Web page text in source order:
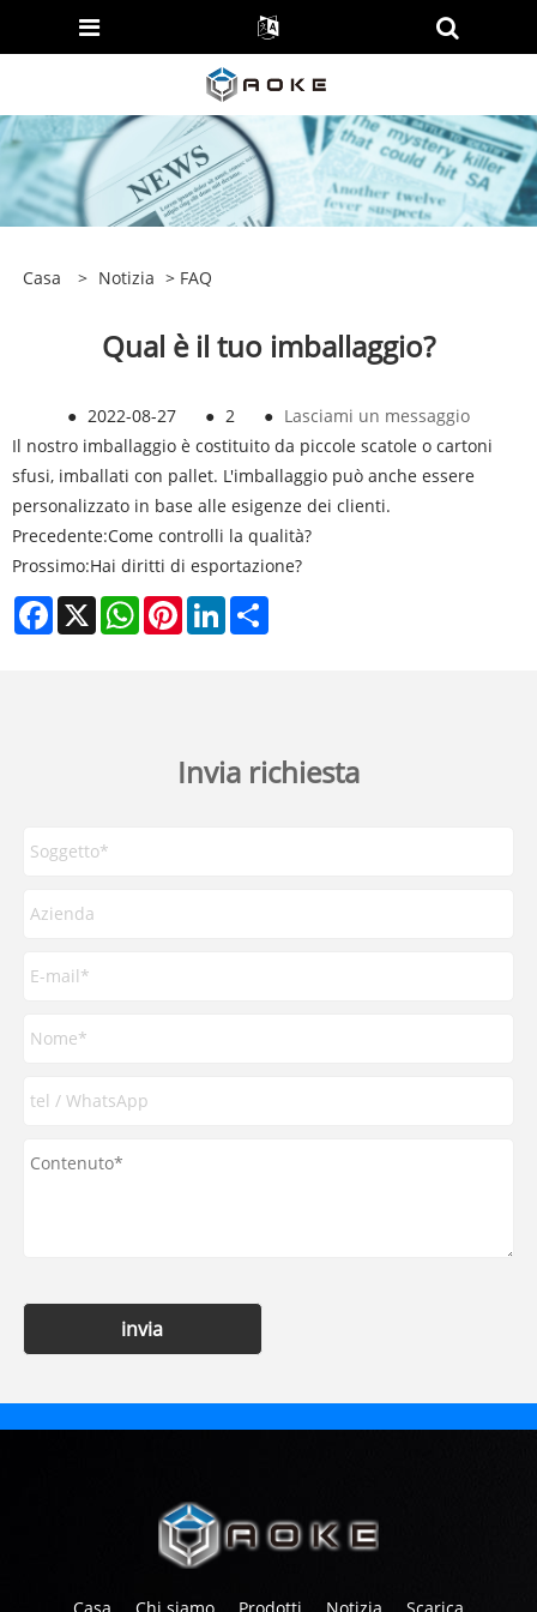
Casa > Notizia > FAQ
Qual è il tuo imballaggio?
● 2022-08-27 ● 2 ● Lasciami un messaggio
Il nostro imballaggio è costituito da piccole scatole o cartoni
sfusi, imballati con pallet. L'imballaggio può anche essere
personalizzato in base alle esigenze dei clienti.
Precedente:Come controlli la qualità?
Prossimo:Hai diritti di esportazione?
Facebook
X WhatsAppPinterestLinkedIn
Invia richiesta
invia